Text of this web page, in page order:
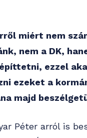
miért nem
nem a DK,
ezzel
ezeket a
majd
Péter arról is